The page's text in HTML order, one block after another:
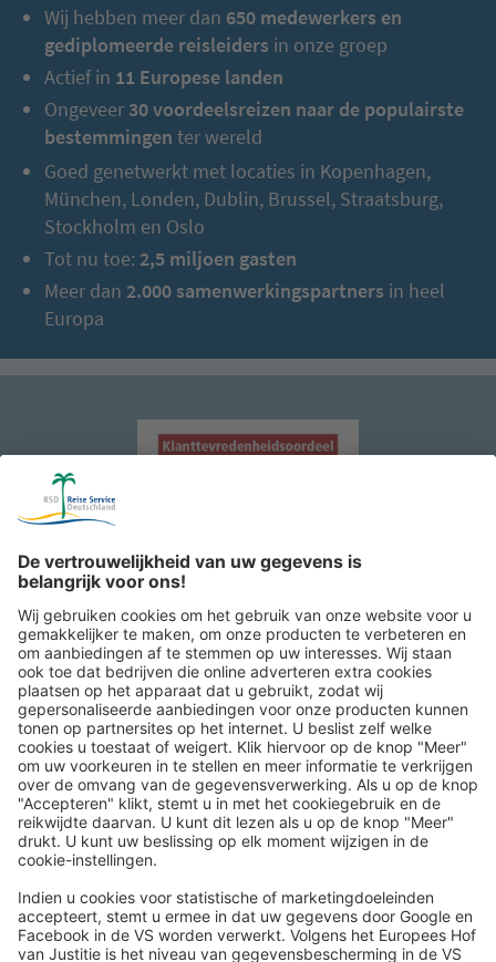
Wij hebben meer dan 650 medewerkers en
gediplomeerde reisleiders in onze groep
Actief in 11 Europese landen
Ongeveer 30 voordeelsreizen naar de populairste
bestemmingen ter wereld
Goed genetwerkt met locaties in Kopenhagen,
München, Londen, Dublin, Brussel, Straatsburg,
Stockholm en Oslo
Tot nu toe: 2,5 miljoen gasten
Meer dan 2.000 samenwerkingspartners in heel
Europa
Reispost via de e-mailnieuwsbrief: